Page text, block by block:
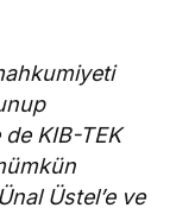
de KIB-TEK
Üstel’e ve